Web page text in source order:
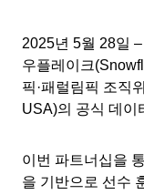
2025년 5월 28일
우플레이크
픽·패럴림픽 조직
USA)의 공식 데이
이번 파트너십을
을 기반으로 선수